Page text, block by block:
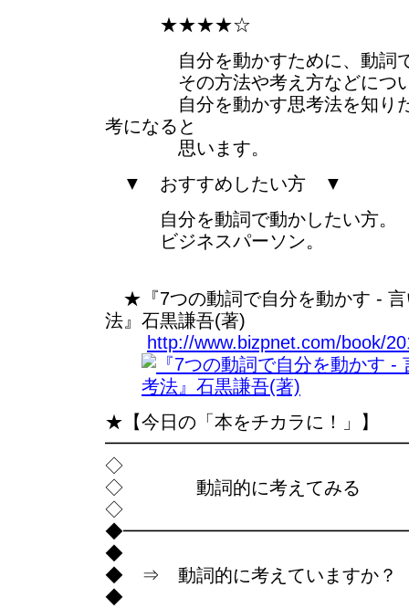
★★★★☆
自分を動かすために、動詞で
その方法や考え方などについ
自分を動かす思考法を知りた
考になると
思います。
▼ おすすめしたい方 ▼
自分を動詞で動かしたい方。
ビジネスパーソン。
★『7つの動詞で自分を動かす - 言
法』石黒謙吾(著)
http://www.bizpnet.com/book/
★【今日の「本をチカラに！」】
◇
◇ 動詞的に考えてみる
◇
◆
◆ ⇒ 動詞的に考えていますか？
◆